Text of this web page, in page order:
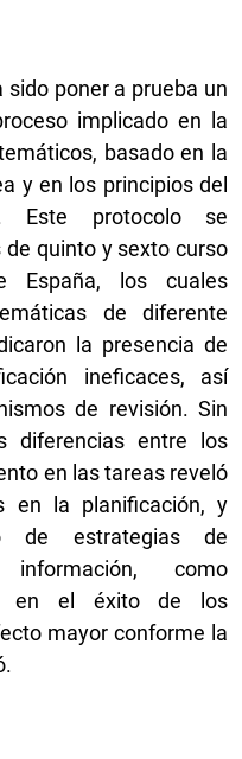
poner a prueba un
implicado en la
basado en la
y en los principios del
Este protocolo se
quinto y sexto curso
España, los cuales
de diferente
la presencia de
ineficaces, así
de revisión. Sin
diferencias entre los
en las tareas reveló
en la planificación, y
de estrategias de
como
en el éxito de los
mayor conforme la